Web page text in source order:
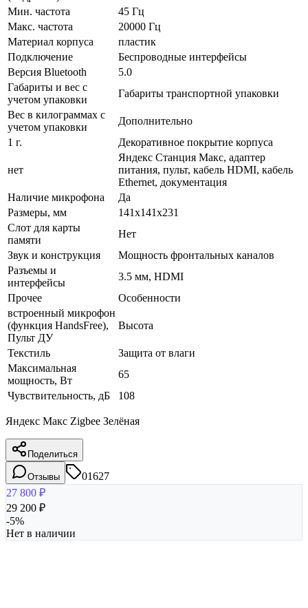
Мин. частота
45 Гц
Макс. частота
20000 Гц
Материал корпуса
пластик
Подключение
Беспроводные интерфейсы
Версия Bluetooth
5.0
Габариты и вес с
учетом упаковки
Габариты транспортной упаковки
Вес в килограммах с
учетом упаковки
Дополнительно
1 г.
Декоративное покрытие корпуса
нет
Яндекс Станция Макс, адаптер
питания, пульт, кабель HDMI, кабель
Ethernet, документация
Наличие микрофона
Да
Размеры, мм
141х141х231
Слот для карты
памяти
Нет
Звук и конструкция
Мощность фронтальных каналов
Разъемы и
интерфейсы
3.5 мм, HDMI
Прочее
Особенности
встроенный микрофон
(функция HandsFree),
Пульт ДУ
Высота
Текстиль
Защита от влаги
Максимальная
мощность, Вт
65
Чувствительность, дБ
108
Яндекс Макс Zigbee Зелёная
Поделиться
Отзывы
01627
27 800 ₽
29 200 ₽
-5%
Нет в наличии